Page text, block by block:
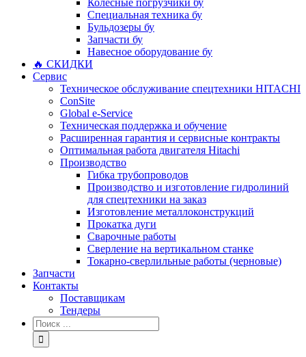
Специальная техника бу
Бульдозеры бу
Запчасти бу
Навесное оборудование бу
🔥 СКИДКИ
Сервис
Техническое обслуживание спецтехники HITACHI
ConSite
Global e-Service
Техническая поддержка и обучение
Расширенная гарантия и сервисные контракты
Оптимальная работа двигателя Hitachi
Производство
Гибка трубопроводов
Производство и изготовление гидролиний
для спецтехники на заказ
Изготовление металлоконструкций
Прокатка дуги
Сварочные работы
Сверление на вертикальном станке
Токарно-сверлильные работы (черновые)
Запчасти
Контакты
Поставщикам
Тендеры
Результат
поиска: